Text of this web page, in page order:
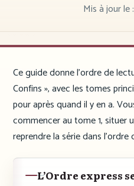
Mis à jour le :
Ce guide donne l’ordre de
Confins », avec les tomes
pour après quand il y en a.
commencer au tome 1, situer
reprendre la série dans l’ordre
L’Ordre express